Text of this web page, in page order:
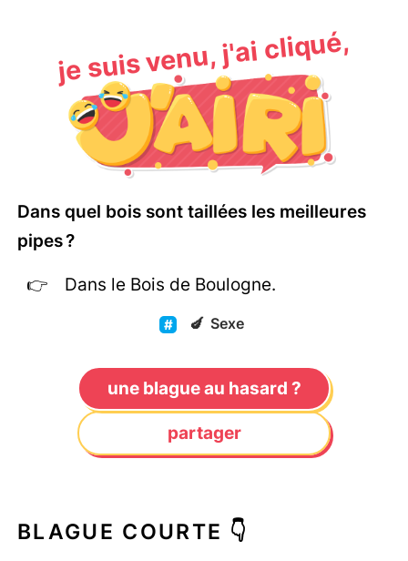
je suis venu, j'ai cliqué,
Dans quel bois sont taillées les meilleures
pipes ?
Dans le Bois de Boulogne.
🍆 Sexe
une blague au hasard ?
partager
BLAGUE COURTE 👇